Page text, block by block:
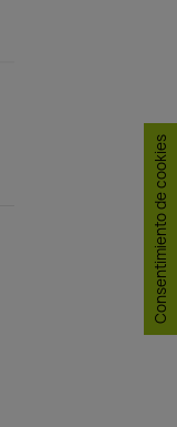
Consentimiento de cookies